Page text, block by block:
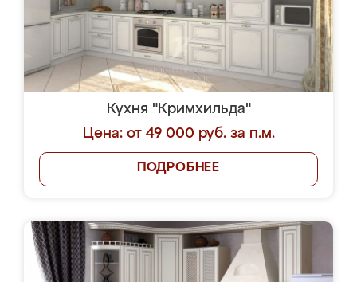
Кухня "Кримхильда"
Цена: от 49 000 руб. за п.м.
ПОДРОБНЕЕ